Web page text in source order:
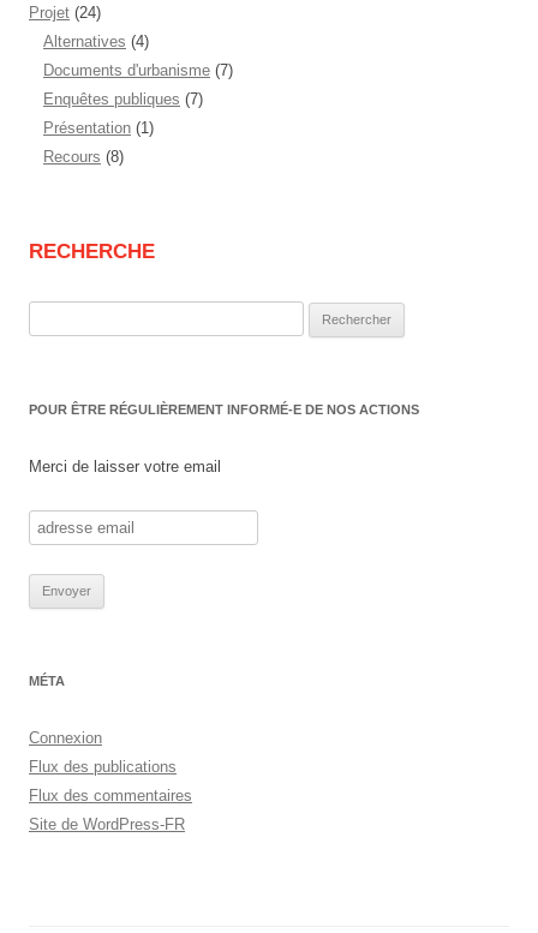
Projet (24)
Alternatives (4)
Documents d'urbanisme (7)
Enquêtes publiques (7)
Présentation (1)
Recours (8)
RECHERCHE
POUR ÊTRE RÉGULIÈREMENT INFORMÉ-E DE NOS ACTIONS
Merci de laisser votre email
MÉTA
Connexion
Flux des publications
Flux des commentaires
Site de WordPress-FR